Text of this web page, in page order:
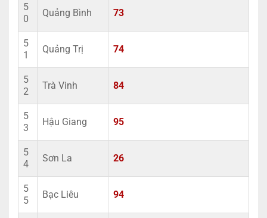
5
0
Quảng Bình 73
5
1
Quảng Trị 74
5
2
Trà Vinh 84
5
3
Hậu Giang 95
5
4
Sơn La 26
5
5
Bạc Liêu 94